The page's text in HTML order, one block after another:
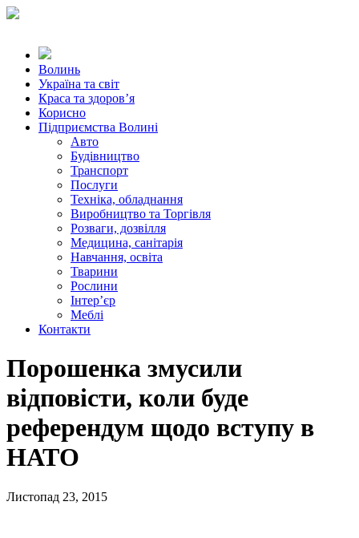
Волинь
Україна та світ
Краса та здоров’я
Корисно
Підприємства Волині
Авто
Будівництво
Транспорт
Послуги
Техніка, обладнання
Виробництво та Торгівля
Розваги, дозвілля
Медицина, санітарія
Навчання, освіта
Тварини
Рослини
Інтер’єр
Меблі
Контакти
Порошенка змусили
відповісти, коли буде
референдум щодо вступу в
НАТО
Листопад 23, 2015